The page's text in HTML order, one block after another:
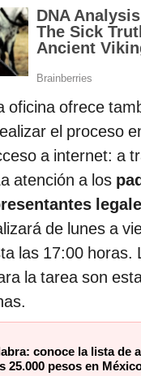
oficina ofrece
el proceso
a internet: a
atención a los
de lunes a
las 17:00 horas.
la tarea son
conoce la lista de
25.000 pesos en